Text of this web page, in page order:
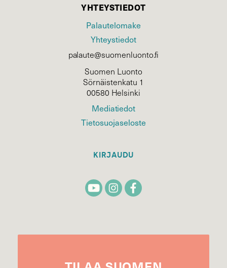
YHTEYSTIEDOT
Palautelomake
Yhteystiedot
palaute@suomenluonto.fi
Suomen Luonto
Sörnäistenkatu 1
00580 Helsinki
Mediatiedot
Tietosuojaseloste
KIRJAUDU